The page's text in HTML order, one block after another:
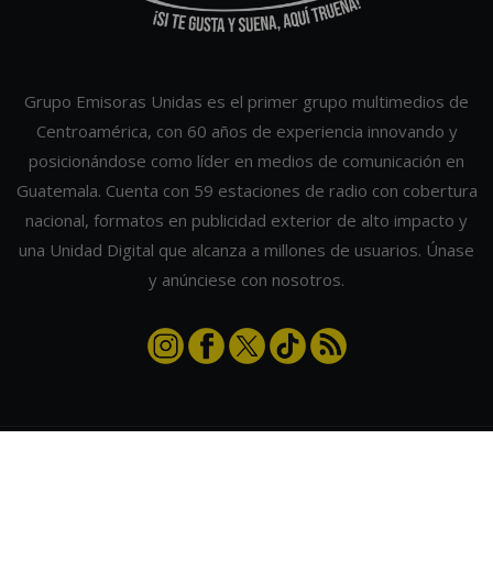
Grupo Emisoras Unidas es el primer grupo multimedios de
Centroamérica, con 60 años de experiencia innovando y
posicionándose como líder en medios de comunicación en
Guatemala. Cuenta con 59 estaciones de radio con cobertura
nacional, formatos en publicidad exterior de alto impacto y
una Unidad Digital que alcanza a millones de usuarios. Únase
y anúnciese con nosotros.